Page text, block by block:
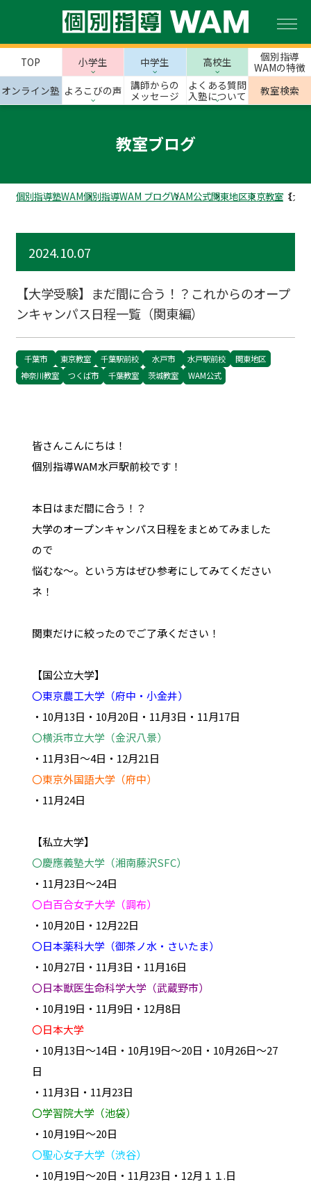
TOP 小学生 中学生 高校生
個別指導
WAMの特徴
オンライン塾 よろこびの声
講師からの
メッセージ
よくある質問
入塾について
教室検索
教室ブログ
個別指導塾WAM個別指導WAM ブログWAM公式関東地区東京教室【大
2024.10.07
【大学受験】まだ間に合う！？これからのオープ
ンキャンパス日程一覧（関東編）
千葉市 東京教室 千葉駅前校 水戸市 水戸駅前校
関東地区
神奈川教室
つくば市 千葉教室 茨城教室 WAM公式
皆さんこんにちは！
個別指導WAM水戸駅前校です！
本日はまだ間に合う！？
大学のオープンキャンパス日程をまとめてみました
ので
悩むな～。という方はぜひ参考にしてみてください
ネ！
関東だけに絞ったのでご了承ください！
【国公立大学】
〇東京農工大学（府中・小金井）
・10月13日・10月20日・11月3日・11月17日
〇横浜市立大学（金沢八景）
・11月3日～4日・12月21日
〇東京外国語大学（府中）
・11月24日
【私立大学】
〇慶應義塾大学（湘南藤沢SFC）
・11月23日～24日
〇白百合女子大学（調布）
・10月20日・12月22日
〇日本薬科大学（御茶ノ水・さいたま）
・10月27日・11月3日・11月16日
〇日本獣医生命科学大学（武蔵野市）
・10月19日・11月9日・12月8日
〇日本大学
・10月13日～14日・10月19日～20日・10月26日～27
日
・11月3日・11月23日
〇学習院大学（池袋）
・10月19日～20日
〇聖心女子大学（渋谷）
・10月19日～20日・11月23日・12月１１.日